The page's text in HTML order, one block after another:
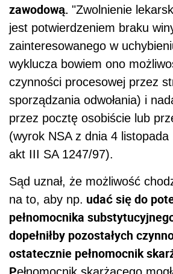
zawodową. "Zwolnienie
jest potwierdzeniem braku
zainteresowanego w
wyklucza bowiem ono
czynności procesowej przez
sporządzania odwołania) i
przez pocztę osobiście lub
(wyrok NSA z dnia 4 listopada
akt III SA 1247/97).
Sąd uznał, że możliwość
na to, aby np. udać się do
pełnomocnika
dopełniłby pozostałych
ostatecznie pełnomocnik